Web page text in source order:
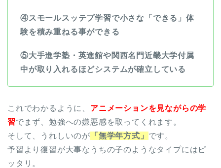
④スモールスッテプ学習で小さな「できる」体
験を積み重ねる事ができる
⑤大手進学塾・英進館や関西名門近畿大学付属
中が取り入れるほどシステムが確立している
これでわかるように、 アニメーションを見ながらの学
習でまず、勉強への嫌悪感を取ってくれます。
そして、うれしいのが 「無学年方式」 です。
予習より復習が大事なうちの子のようなタイプにはピ
ッタリ。